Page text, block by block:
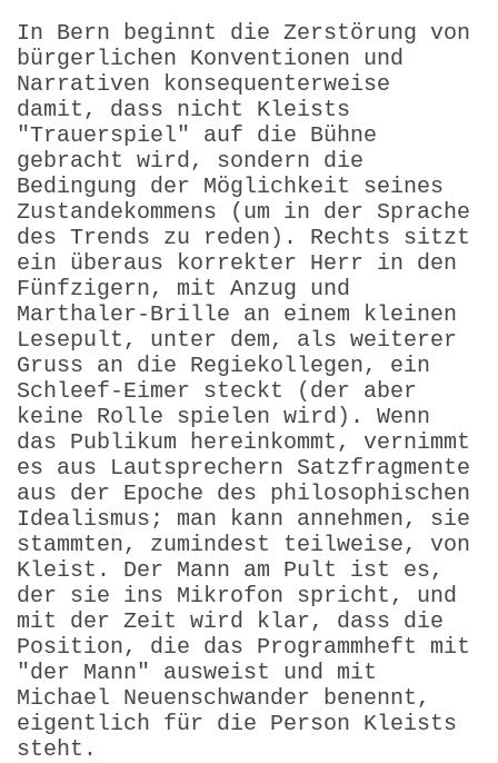
In Bern beginnt die Zerstörung von
bürgerlichen Konventionen und
Narrativen konsequenterweise
damit, dass nicht Kleists
"Trauerspiel" auf die Bühne
gebracht wird, sondern die
Bedingung der Möglichkeit seines
Zustandekommens (um in der Sprache
des Trends zu reden). Rechts sitzt
ein überaus korrekter Herr in den
Fünfzigern, mit Anzug und
Marthaler-Brille an einem kleinen
Lesepult, unter dem, als weiterer
Gruss an die Regiekollegen, ein
Schleef-Eimer steckt (der aber
keine Rolle spielen wird). Wenn
das Publikum herein­kommt, vernimmt
es aus Lautsprechern Satzfragmente
aus der Epoche des philosophischen
Idealismus; man kann annehmen, sie
stammten, zumindest teilweise, von
Kleist. Der Mann am Pult ist es,
der sie ins Mikrofon spricht, und
mit der Zeit wird klar, dass die
Position, die das Programmheft mit
"der Mann" ausweist und mit
Michael Neuenschwander benennt,
eigentlich für die Person Kleists
steht.